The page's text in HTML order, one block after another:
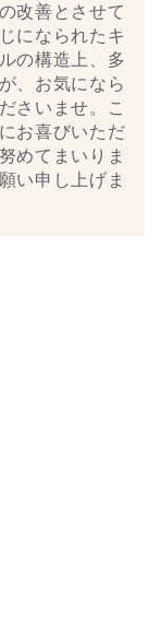
改善とさせて
になられたキ
の構造上、多
、お気になら
さいませ。こ
お喜びいただ
めてまいりま
い申し上げま